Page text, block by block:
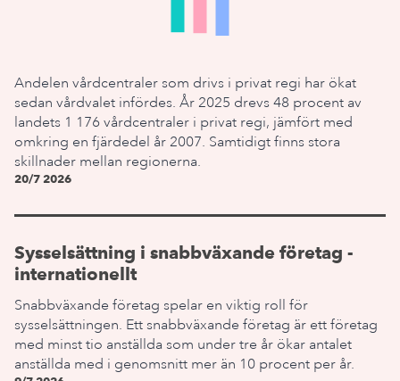
Andelen vårdcentraler som drivs i privat regi har ökat
sedan vårdvalet infördes. År 2025 drevs 48 procent av
landets 1 176 vårdcentraler i privat regi, jämfört med
omkring en fjärdedel år 2007. Samtidigt finns stora
skillnader mellan regionerna.
20/7 2026
Sysselsättning i snabbväxande företag -
internationellt
Snabbväxande företag spelar en viktig roll för
sysselsättningen. Ett snabbväxande företag är ett företag
med minst tio anställda som under tre år ökar antalet
anställda med i genomsnitt mer än 10 procent per år.